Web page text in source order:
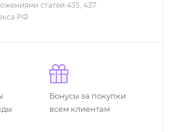
статей 435, 437
РФ
Бонусы за покупки
всем клиентам